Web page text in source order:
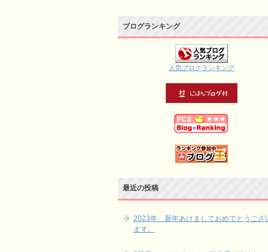
ブログランキング
人気ブログランキング
最近の投稿
2023年 新年あけましておめでとうござ
ます。